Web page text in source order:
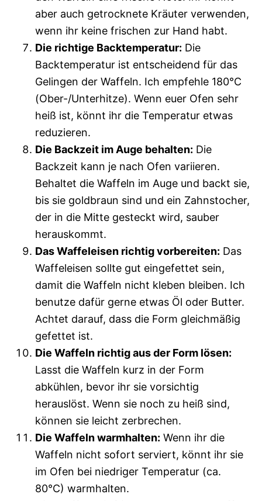
aber auch getrocknete Kräuter verwenden,
wenn ihr keine frischen zur Hand habt.
Die richtige Backtemperatur: Die
Backtemperatur ist entscheidend für das
Gelingen der Waffeln. Ich empfehle 180°C
(Ober-/Unterhitze). Wenn euer Ofen sehr
heiß ist, könnt ihr die Temperatur etwas
reduzieren.
Die Backzeit im Auge behalten: Die
Backzeit kann je nach Ofen variieren.
Behaltet die Waffeln im Auge und backt sie,
bis sie goldbraun sind und ein Zahnstocher,
der in die Mitte gesteckt wird, sauber
herauskommt.
Das Waffeleisen richtig vorbereiten: Das
Waffeleisen sollte gut eingefettet sein,
damit die Waffeln nicht kleben bleiben. Ich
benutze dafür gerne etwas Öl oder Butter.
Achtet darauf, dass die Form gleichmäßig
gefettet ist.
Die Waffeln richtig aus der Form lösen:
Lasst die Waffeln kurz in der Form
abkühlen, bevor ihr sie vorsichtig
herauslöst. Wenn sie noch zu heiß sind,
können sie leicht zerbrechen.
Die Waffeln warmhalten: Wenn ihr die
Waffeln nicht sofort serviert, könnt ihr sie
im Ofen bei niedriger Temperatur (ca.
80°C) warmhalten.